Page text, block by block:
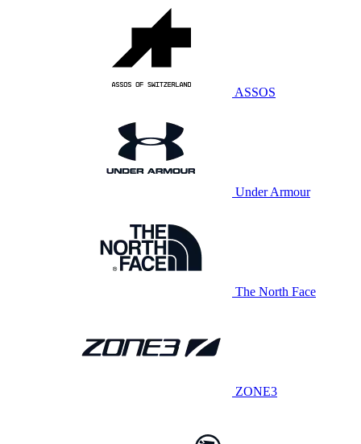
ASSOS
Under Armour
The North Face
ZONE3